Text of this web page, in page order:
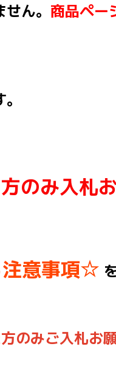
ん。 商品ペー
のみ入札
意事項☆
のみご入札お